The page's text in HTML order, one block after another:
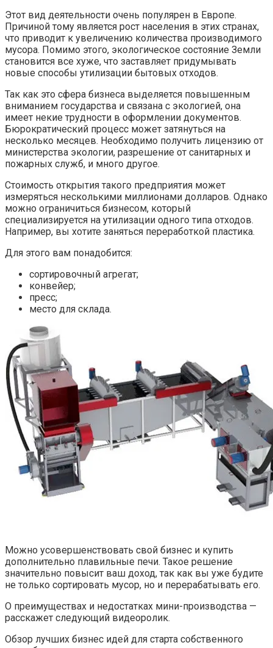
Этот вид деятельности очень популярен в Европе.
Причиной тому является рост населения в этих странах,
что приводит к увеличению количества производимого
мусора. Помимо этого, экологическое состояние Земли
становится все хуже, что заставляет придумывать
новые способы утилизации бытовых отходов.
Так как это сфера бизнеса выделяется повышенным
вниманием государства и связана с экологией, она
имеет некие трудности в оформлении документов.
Бюрократический процесс может затянуться на
несколько месяцев. Необходимо получить лицензию от
министерства экологии, разрешение от санитарных и
пожарных служб, и много другое.
Стоимость открытия такого предприятия может
измеряться несколькими миллионами долларов. Однако
можно ограничиться бизнесом, который
специализируется на утилизации одного типа отходов.
Например, вы хотите заняться переработкой пластика.
Для этого вам понадобится:
сортировочный агрегат;
конвейер;
пресс;
место для склада.
Можно усовершенствовать свой бизнес и купить
дополнительно плавильные печи. Такое решение
значительно повысит ваш доход, так как вы уже будите
не только сортировать мусор, но и перерабатывать его.
О преимуществах и недостатках мини-производства —
расскажет следующий видеоролик.
Обзор лучших бизнес идей для старта собственного